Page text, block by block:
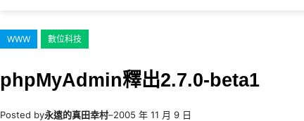
WWW 數位科技
phpMyAdmin釋出2.7.0-beta1
Posted by永遠的真田幸村–2005 年 11 月 9 日